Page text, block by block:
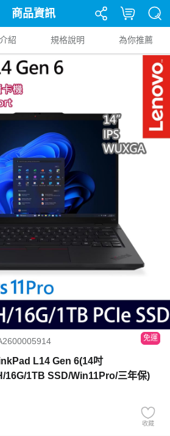
商品資訊
紹 規格說明 為你推薦
免運
L14 Gen 6(14吋
16G/1TB SSD/Win11Pro/三年保)
收藏